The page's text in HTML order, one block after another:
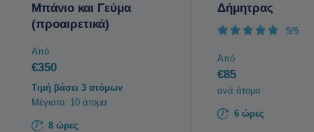
Μπάνιο και Γεύμα
(προαιρετικά)
Από
€350
Τιμή βάσει 3 ατόμων
Μέγιστο: 10 άτομα
8 ώρες
Δήμητρας
5/5
Από
€85
ανά άτομο
6 ώρες